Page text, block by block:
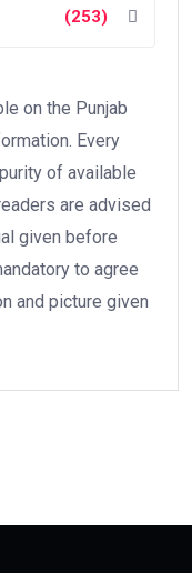
(253)
on the Punjab
Every
of available
are advised
given before
to agree
and picture given